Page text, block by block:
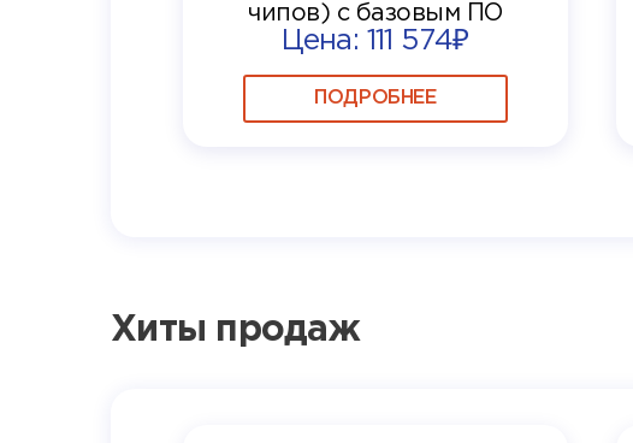
чипов) с базовым ПО
Цена: 111 574₽
ПОДРОБНЕЕ
Хиты продаж